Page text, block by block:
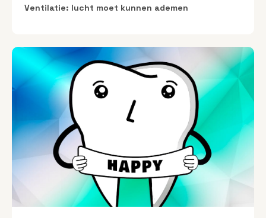
Ventilatie: lucht moet kunnen ademen